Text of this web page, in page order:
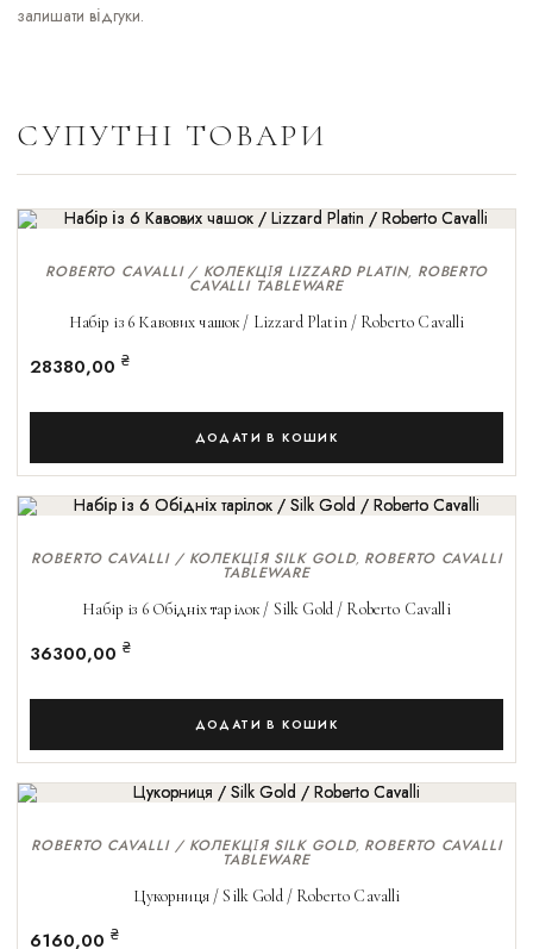
залишати відгуки.
СУПУТНІ ТОВАРИ
ROBERTO CAVALLI / КОЛЕКЦІЯ LIZZARD PLATIN, ROBERTO
CAVALLI TABLEWARE
Набір із 6 Кавових чашок / Lizzard Platin / Roberto Cavalli
28380,00 ₴
ДОДАТИ В КОШИК
ROBERTO CAVALLI / КОЛЕКЦІЯ SILK GOLD, ROBERTO CAVALLI
TABLEWARE
Набір із 6 Обідніх тарілок / Silk Gold / Roberto Cavalli
36300,00 ₴
ДОДАТИ В КОШИК
ROBERTO CAVALLI / КОЛЕКЦІЯ SILK GOLD, ROBERTO CAVALLI
TABLEWARE
Цукорниця / Silk Gold / Roberto Cavalli
6160,00 ₴